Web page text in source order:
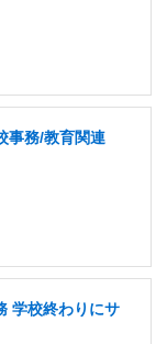
事務/教育関連
学校終わりにサ